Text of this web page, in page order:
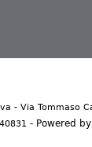
- Via Tommaso
- Powered by